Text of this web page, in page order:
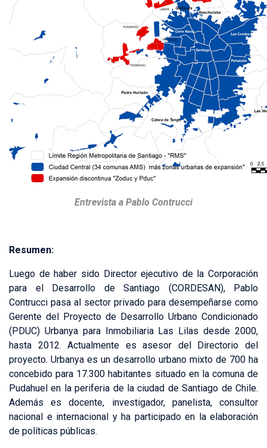
Entrevista a Pablo Contrucci
Resumen:
Luego de haber sido Director ejecutivo de la Corporación
para el Desarrollo de Santiago (CORDESAN), Pablo
Contrucci pasa al sector privado para desempeñarse como
Gerente del Proyecto de Desarrollo Urbano Condicionado
(PDUC) Urbanya para Inmobiliaria Las Lilas desde 2000,
hasta 2012. Actualmente es asesor del Directorio del
proyecto. Urbanya es un desarrollo urbano mixto de 700 ha
concebido para 17.300 habitantes situado en la comuna de
Pudahuel en la periferia de la ciudad de Santiago de Chile.
Además es docente, investigador, panelista, consultor
nacional e internacional y ha participado en la elaboración
de políticas públicas.